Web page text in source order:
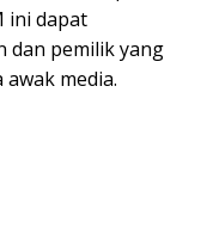
ini dapat
dan pemilik yang
media.